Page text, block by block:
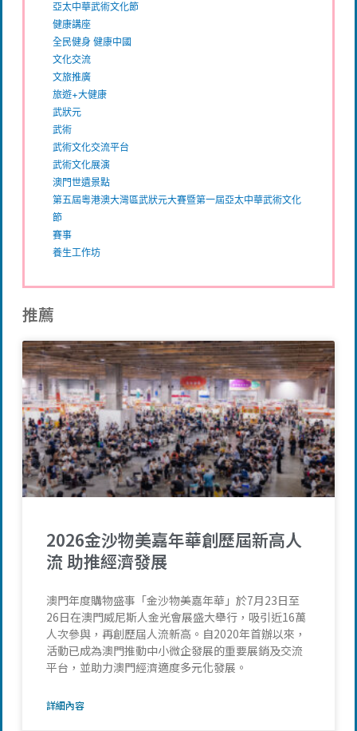
亞太中華武術文化節
健康講座
全民健身 健康中國
文化交流
文旅推廣
旅遊+大健康
武狀元
武術
武術文化交流平台
武術文化展演
澳門世遺景點
第五屆粵港澳大灣區武狀元大賽暨第一屆亞太中華武術文化
節
賽事
養生工作坊
推薦
2026金沙物美嘉年華創歷屆新高人
流 助推經濟發展
澳門年度購物盛事「金沙物美嘉年華」於7月23日至
26日在澳門威尼斯人金光會展盛大舉行，吸引近16萬
人次參與，再創歷屆人流新高。自2020年首辦以來，
活動已成為澳門推動中小微企發展的重要展銷及交流
平台，並助力澳門經濟適度多元化發展。
詳細內容